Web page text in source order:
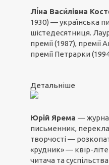
Лі́на Васи́лівна
1930) — українська
шістедесятниця.
премії (1987), премії
премії Петрарки
Детальніше
Юрій Ярема —
письменник,
творчості —
«рудник» — квір-
читача та